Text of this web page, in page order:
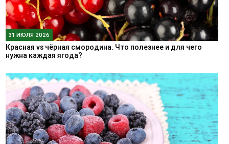
31 ИЮЛЯ 2026
Красная vs чёрная смородина. Что полезнее и для чего
нужна каждая ягода?